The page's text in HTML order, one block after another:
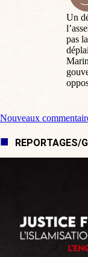
Un
pas
Navigation de
Nouveaux
REPORTAGES/